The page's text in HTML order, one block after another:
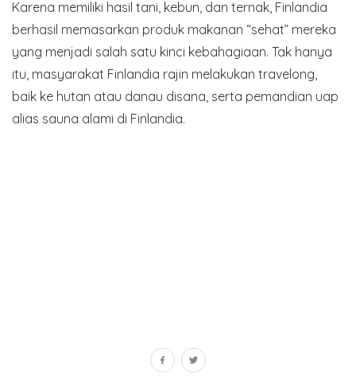
Karena memiliki hasil tani, kebun, dan ternak, Finlandia
berhasil memasarkan produk makanan “sehat” mereka
yang menjadi salah satu kinci kebahagiaan. Tak hanya
itu, masyarakat Finlandia rajin melakukan travelong,
baik ke hutan atau danau disana, serta pemandian uap
alias sauna alami di Finlandia.